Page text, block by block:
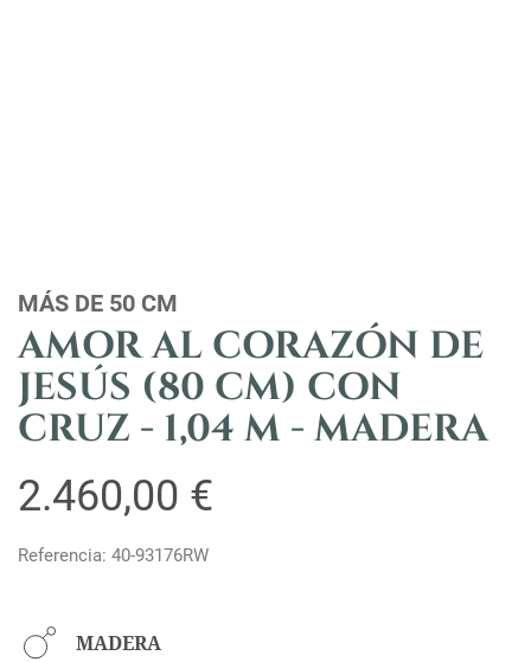
MÁS DE 50 CM
AMOR AL CORAZÓN DE
JESÚS (80 CM) CON
CRUZ - 1,04 M - MADERA
2.460,00 €
Referencia: 40-93176RW
MADERA